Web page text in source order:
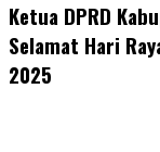
Ketua DPRD
Selamat Hari
2025